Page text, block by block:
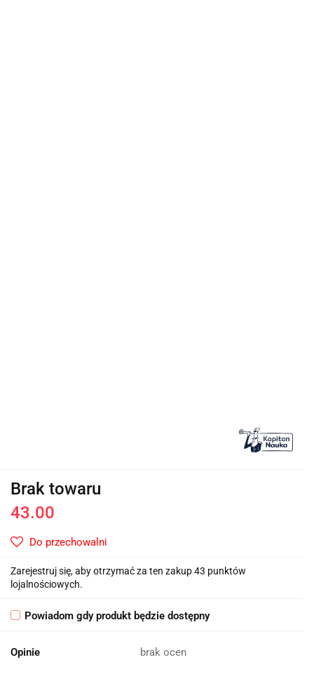
Brak towaru
43.00
Do przechowalni
Zarejestruj się, aby otrzymać za ten zakup 43 punktów
lojalnościowych.
Powiadom gdy produkt będzie dostępny
Opinie brak ocen